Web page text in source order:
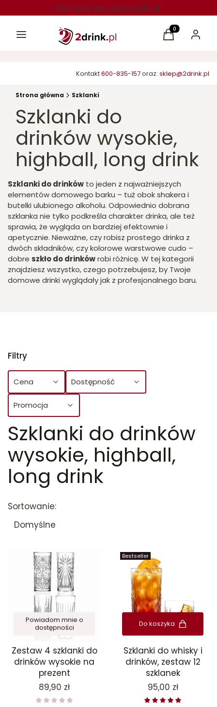
Darmowa dostawa od 250 zł
Menu Produkty w
Koszyk Zaloguj
Kontakt600-835-157oraz: sklep@2drink.pl
Strona główna Szklanki
Szklanki do
drinków wysokie,
highball, long drink
Szklanki do drinków to jeden z najważniejszych
elementów domowego barku – tuż obok shakera i
butelki ulubionego alkoholu. Odpowiednio dobrana
szklanka nie tylko podkreśla charakter drinka, ale też
sprawia, że wygląda on bardziej efektownie i
apetycznie. Nieważne, czy robisz prostego drinka z
dwóch składników, czy kolorowe warstwowe cudo –
dobre szkło do drinkówrobi różnicę. W tej kategorii
znajdziesz wszystko, czego potrzebujesz, by Twoje
domowe drinki wyglądały jak z profesjonalnego baru.
Filtry
Cena Dostępność
Promocja
Koniec filtrów
Szklanki do drinków
wysokie, highball,
long drink
Lista produktów
Sortowanie:
Domyślne
Powiadom mnie o
dostępności
Zestaw 4 szklanki do
drinków wysokie na
prezent
Cena
89,90 zł
Bestseller
Do koszyka
Szklanki do whisky i
drinków, zestaw 12
szklanek
Cena
95,00 zł